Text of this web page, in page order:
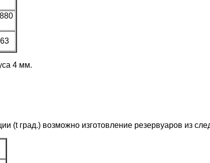
4 мм.
(t град.) возможно изготовление резервуаров из